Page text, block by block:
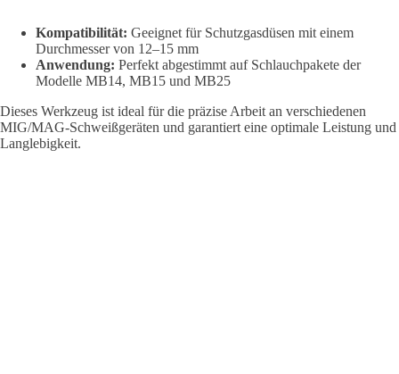
Kompatibilität: Geeignet für Schutzgasdüsen mit einem
Durchmesser von 12–15 mm
Anwendung: Perfekt abgestimmt auf Schlauchpakete der
Modelle MB14, MB15 und MB25
Dieses Werkzeug ist ideal für die präzise Arbeit an verschiedenen
MIG/MAG-Schweißgeräten und garantiert eine optimale Leistung und
Langlebigkeit.